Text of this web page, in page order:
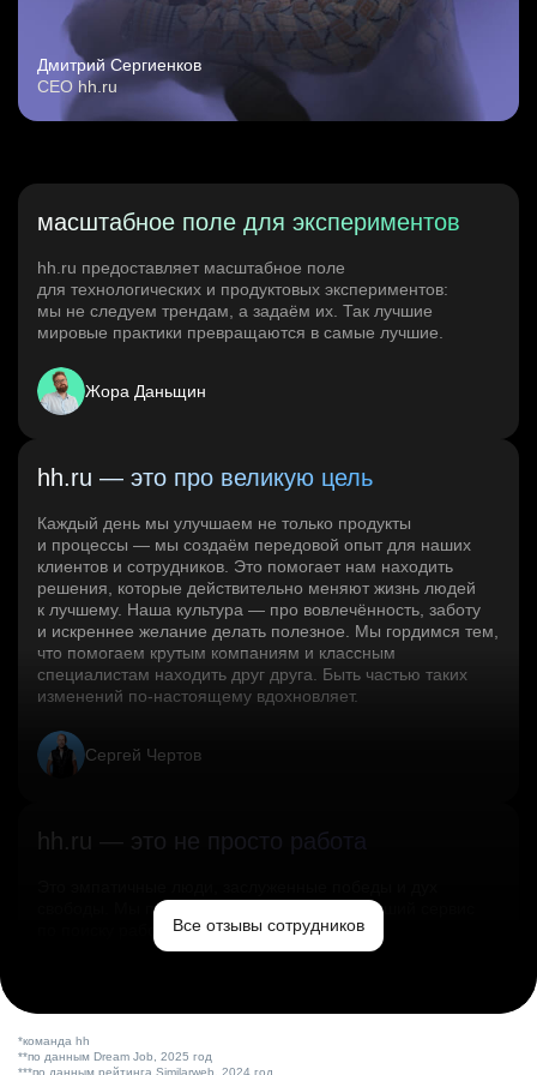
Дмитрий Сергиенков
CEO hh.ru
масштабное поле для экспериментов
hh.ru предоставляет масштабное поле
для технологических и продуктовых экспериментов:
мы не следуем трендам, а задаём их. Так лучшие
мировые практики превращаются в самые лучшие.
Жора Даньщин
hh.ru — это про великую цель
Каждый день мы улучшаем не только продукты
и процессы — мы создаём передовой опыт для наших
клиентов и сотрудников. Это помогает нам находить
решения, которые действительно меняют жизнь людей
к лучшему. Наша культура — про вовлечённость, заботу
и искреннее желание делать полезное. Мы гордимся тем,
что помогаем крутым компаниям и классным
специалистам находить друг друга. Быть частью таких
изменений по‑настоящему вдохновляет.
Сергей Чертов
hh.ru — это не просто работа
свободы. Мы помогаем миру и создаём лучший сервис
по поиску работы в стране.Все отзывы сотрудников
*команда hh
**по данным Dream Job, 2025 год
***по данным рейтинга Similarweb, 2024 год